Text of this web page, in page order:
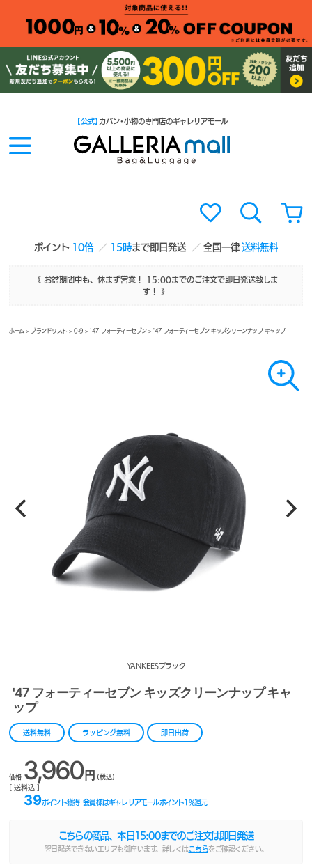
ポイント 10倍 15時まで即日発送 全国一律送料無料
【公式】 カバン・小物の専門店のギャレリアモール
《 お盆期間中も、休まず営業！ 15:00までのご注文で即日発送致しま
す！ 》
ホーム >ブランドリスト >0-9 >`47 フォーティーセブン> '47 フォーティーセブン キッズクリーンナップ キャップ
YANKEESブラック
'47 フォーティーセブン キッズクリーンナップ キャ
ップ
送料無料 ラッピング無料 即日出荷
価格 3,960円 (税込)
[ 送料込 ]
39ポイント獲得 会員様はギャレリアモールポイント1 %還元
こちらの商品、本日 15:00までのご注文は即日発送
翌日配送できないエリアも御座います。詳しくは こちらをご確認ください。